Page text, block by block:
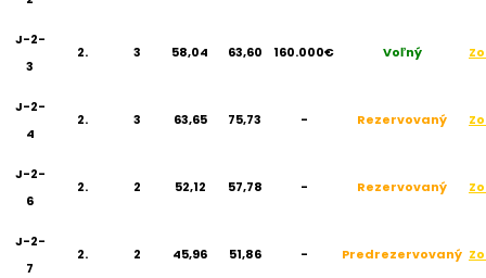
J-2-
3
2. 3 58,04 63,60 160.000€ Voľný
J-2-
4
2. 3 63,65 75,73 - Rezervovaný
J-2-
6
2. 2 52,12 57,78 - Rezervovaný
J-2-
7
2. 2 45,96 51,86 - Predrezervovaný